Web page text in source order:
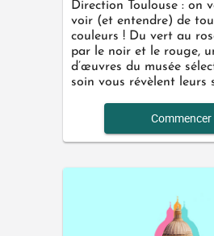
Direction Toulouse : on
voir (et entendre) de
couleurs ! Du vert au
par le noir et le rouge,
d’œuvres du musée
soin vous révèlent leurs
Commencer